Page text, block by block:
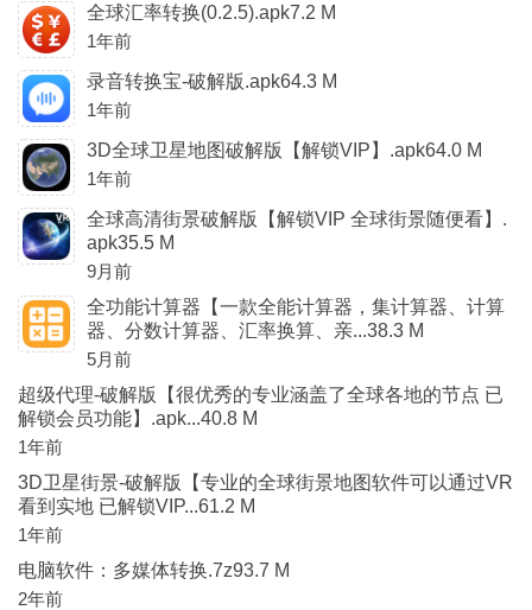
全球汇率转换(0.2.5).apk7.2 M
1年前
录音转换宝-破解版.apk64.3 M
1年前
3D全球卫星地图破解版【解锁VIP】.apk64.0 M
1年前
全球高清街景破解版【解锁VIP 全球街景随便看】.
apk35.5 M
9月前
全功能计算器【一款全能计算器，集计算器、计算
器、分数计算器、汇率换算、亲...38.3 M
5月前
超级代理-破解版【很优秀的专业涵盖了全球各地的节点 已
解锁会员功能】.apk...40.8 M
1年前
3D卫星街景-破解版【专业的全球街景地图软件可以通过VR
看到实地 已解锁VIP...61.2 M
1年前
电脑软件：多媒体转换.7z93.7 M
2年前